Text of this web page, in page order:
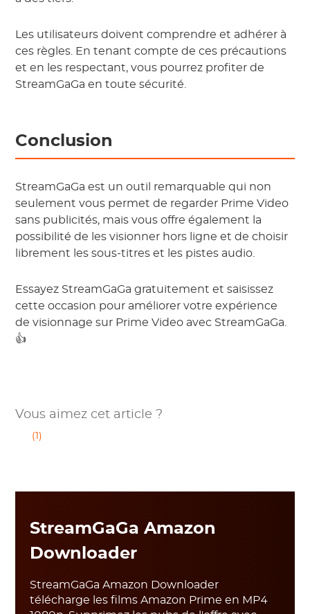
Les utilisateurs doivent comprendre et adhérer à
ces règles. En tenant compte de ces précautions
et en les respectant, vous pourrez profiter de
StreamGaGa en toute sécurité.
Conclusion
StreamGaGa est un outil remarquable qui non
seulement vous permet de regarder Prime Video
sans publicités, mais vous offre également la
possibilité de les visionner hors ligne et de choisir
librement les sous-titres et les pistes audio.
Essayez StreamGaGa gratuitement et saisissez
cette occasion pour améliorer votre expérience
de visionnage sur Prime Video avec StreamGaGa.
👍
Vous aimez cet article ?
(1)
StreamGaGa Amazon
Downloader
StreamGaGa Amazon Downloader
télécharge les films Amazon Prime en MP4